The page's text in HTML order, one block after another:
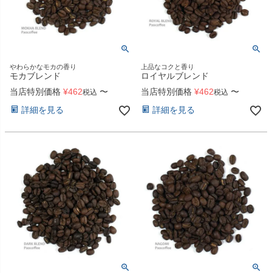
やわらかなモカの香り
モカブレンド
当店特別価格 ¥462税込 〜
詳細を見る
上品なコクと香り
ロイヤルブレンド
当店特別価格 ¥462税込 〜
詳細を見る